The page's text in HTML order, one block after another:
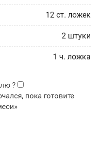
12 ст. ложек
2 штуки
1 ч. ложка